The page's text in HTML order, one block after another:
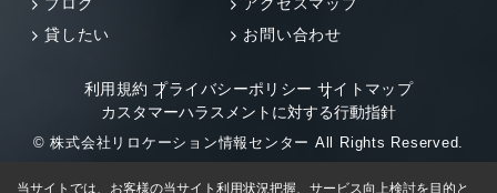
貸したい
お問い合わせ
利用規約 プライバシーポリシー サイトマップ
カスタマーハラスメントに対する行動指針
© 株式会社リロケーション情報センター All Rights Reserved.
当サイトでは、お客様の当サイト利用状況把握、サービス向上検討を目的と